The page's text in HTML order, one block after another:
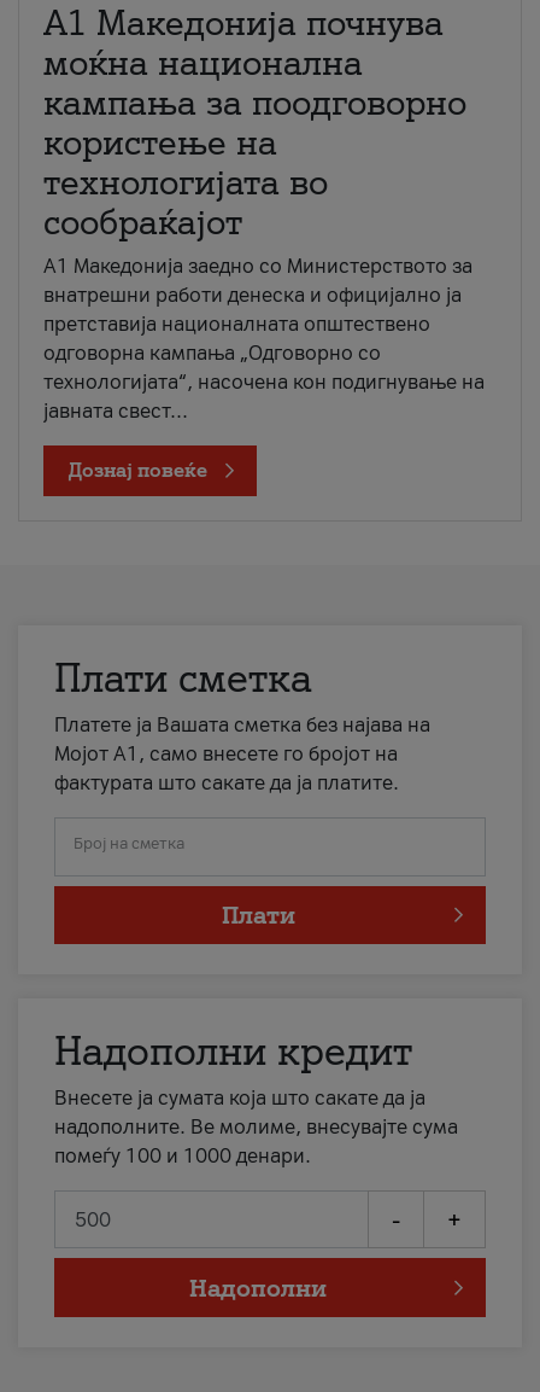
A1 Македонија почнува
моќна национална
кампања за поодговорно
користење на
технологијата во
сообраќајот
A1 Македонија заедно со Министерството за
внатрешни работи денеска и официјално ја
претставија националната општествено
одговорна кампања „Одговорно со
технологијата“, насочена кон подигнување на
јавната свест...
Дознај повеќе
Плати сметка
Платете ја Вашата сметка без најава на
Мојот А1, само внесете го бројот на
фактурата што сакате да ја платите.
Број на сметка
Плати
Надополни кредит
Внесете ја сумата која што сакате да ја
надополните. Ве молиме, внесувајте сума
помеѓу 100 и 1000 денари.
- +
Надополни